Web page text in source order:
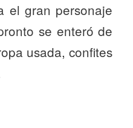
el gran personaje
se enteró de
usada, confites